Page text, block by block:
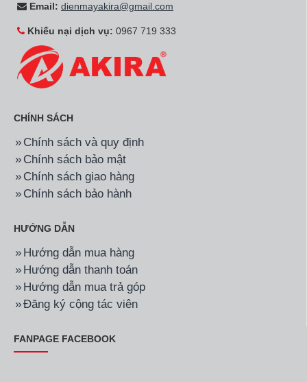
Email: dienmayakira@gmail.com
Khiếu nại dịch vụ: 0967 719 333
CHÍNH SÁCH
Chính sách và quy định
Chính sách bảo mật
Chính sách giao hàng
Chính sách bảo hành
HƯỚNG DẪN
Hướng dẫn mua hàng
Hướng dẫn thanh toán
Hướng dẫn mua trả góp
Đăng ký cộng tác viên
FANPAGE FACEBOOK